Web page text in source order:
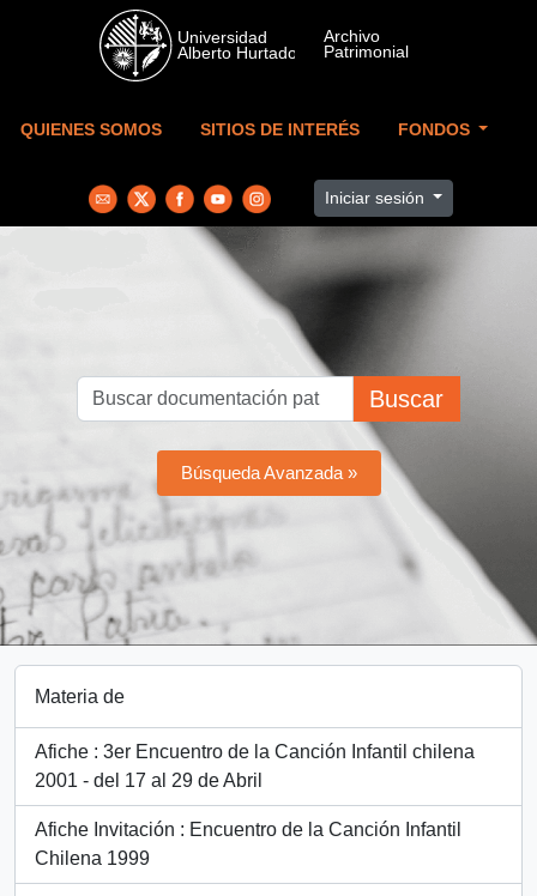
Skip to main content
QUIENES SOMOS SITIOS DE INTERÉS FONDOS
Iniciar sesión
Buscar
Búsqueda Avanzada »
Materia de
Afiche : 3er Encuentro de la Canción Infantil chilena
2001 - del 17 al 29 de Abril
Afiche Invitación : Encuentro de la Canción Infantil
Chilena 1999